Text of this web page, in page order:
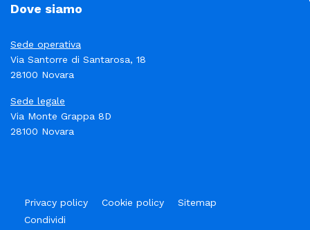
Dove siamo
Sede operativa
Via Santorre di Santarosa, 18
28100 Novara
Sede legale
Via Monte Grappa 8D
28100 Novara
Privacy policy Cookie policy
Sitemap
Condividi